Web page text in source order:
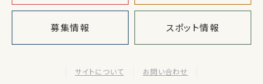
募集情報 スポット情報
サイトについて お問い合わせ